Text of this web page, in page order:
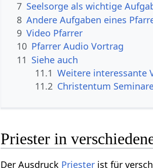
7 Seelsorge als wichtige
8 Andere Aufgaben eines
9 Video Pfarrer
10 Pfarrer Audio Vortrag
11 Siehe auch
11.1 Weitere interessante
11.2 Christentum
Priester in
Der Ausdruck Priester ist für